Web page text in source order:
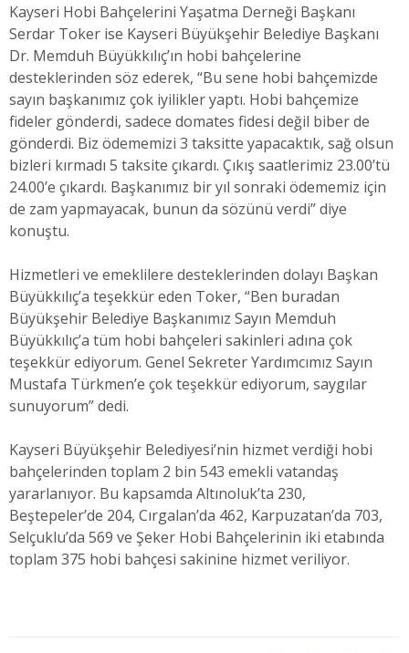
Kayseri Hobi Bahçelerini Yaşatma Derneği Başkanı
Serdar Toker ise Kayseri Büyükşehir Belediye Başkanı
Dr. Memduh Büyükkılıç’ın hobi bahçelerine
desteklerinden söz ederek, “Bu sene hobi bahçemizde
sayın başkanımız çok iyilikler yaptı. Hobi bahçemize
fideler gönderdi, sadece domates fidesi değil biber de
gönderdi. Biz ödememizi 3 taksitte yapacaktık, sağ olsun
bizleri kırmadı 5 taksite çıkardı. Çıkış saatlerimiz 23.00’tü
24.00’e çıkardı. Başkanımız bir yıl sonraki ödememiz için
de zam yapmayacak, bunun da sözünü verdi” diye
konuştu.
Hizmetleri ve emeklilere desteklerinden dolayı Başkan
Büyükkılıç’a teşekkür eden Toker, “Ben buradan
Büyükşehir Belediye Başkanımız Sayın Memduh
Büyükkılıç’a tüm hobi bahçeleri sakinleri adına çok
teşekkür ediyorum. Genel Sekreter Yardımcımız Sayın
Mustafa Türkmen’e çok teşekkür ediyorum, saygılar
sunuyorum” dedi.
Kayseri Büyükşehir Belediyesi’nin hizmet verdiği hobi
bahçelerinden toplam 2 bin 543 emekli vatandaş
yararlanıyor. Bu kapsamda Altınoluk’ta 230,
Beştepeler’de 204, Cırgalan’da 462, Karpuzatan’da 703,
Selçuklu’da 569 ve Şeker Hobi Bahçelerinin iki etabında
toplam 375 hobi bahçesi sakinine hizmet veriliyor.